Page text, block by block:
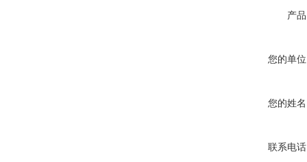
产
您的单
您的姓
联系电